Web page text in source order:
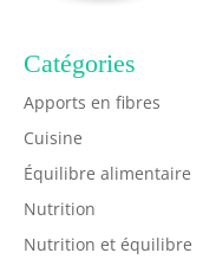
Catégories
Apports en fibres
Cuisine
Équilibre alimentaire
Nutrition
Nutrition et équilibre